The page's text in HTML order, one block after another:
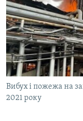
ДЕПОРТАЦІЯ
ВІДЕОУРОКИ
СВІДЧЕННЯ ОКУПАЦІЇ
УКРАЇНСЬКА
ІНФОГРАФІКА
ЯК ОБІЙТИ
Русский
Qırımtatar
ДОЛУЧАЙСЯ!
Вибух і пожежа на
2021 року